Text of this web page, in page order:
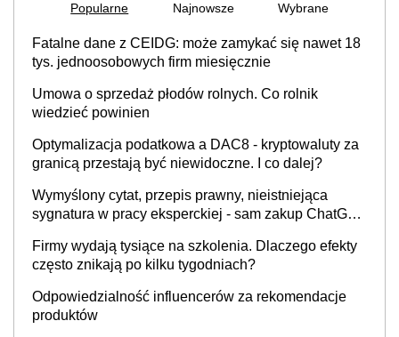
Popularne Najnowsze Wybrane
Fatalne dane z CEIDG: może zamykać się nawet 18
tys. jednoosobowych firm miesięcznie
Umowa o sprzedaż płodów rolnych. Co rolnik
wiedzieć powinien
Optymalizacja podatkowa a DAC8 - kryptowaluty za
granicą przestają być niewidoczne. I co dalej?
Wymyślony cytat, przepis prawny, nieistniejąca
sygnatura w pracy eksperckiej - sam zakup ChatGPT
Firmy wydają tysiące na szkolenia. Dlaczego efekty
często znikają po kilku tygodniach?
Odpowiedzialność influencerów za rekomendacje
produktów